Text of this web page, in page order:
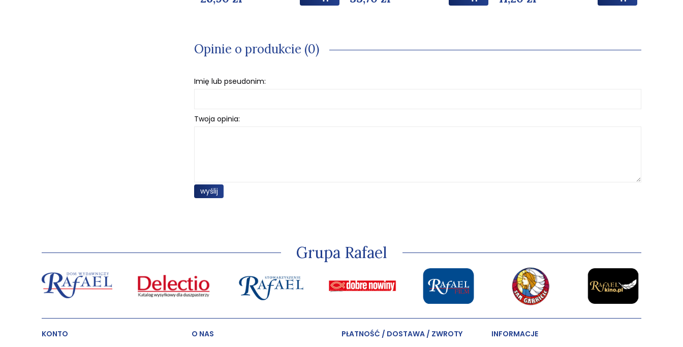
Opinie o produkcie (0)
Imię lub pseudonim:
Twoja opinia:
wyślij
Grupa Rafael
KONTO O NAS PŁATNOŚĆ / DOSTAWA / ZWROTY INFORMACJE